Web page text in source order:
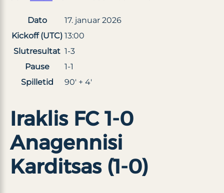
Dato
17. januar 2026
Kickoff (UTC) 13:00
Slutresultat 1-3
Pause
1-1
Spilletid
90′ + 4′
Iraklis FC 1-0
Anagennisi
Karditsas (1-0)